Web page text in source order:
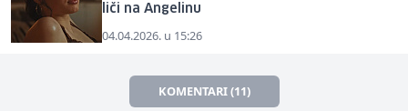
liči na Angelinu
04.04.2026. u 15:26
KOMENTARI (11)